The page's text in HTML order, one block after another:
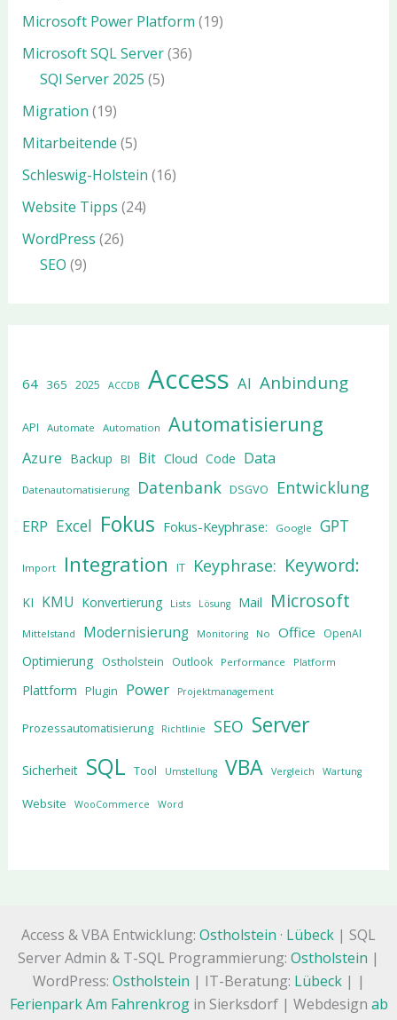
Microsoft Power Platform (19)
Microsoft SQL Server(36)
SQl Server 2025 (5)
Migration (19)
Mitarbeitende (5)
Schleswig-Holstein (16)
Website Tipps (24)
WordPress (26)
SEO (9)
64 365 2025 ACCDB Access AI Anbindung
API Automate Automation Automatisierung
Azure Backup BI Bit Cloud Code Data
Datenautomatisierung Datenbank DSGVO Entwicklung
ERP Excel Fokus Fokus-Keyphrase: Google GPT
Import Integration IT Keyphrase: Keyword:
KI KMU Konvertierung Lists Lösung Mail Microsoft
Mittelstand Modernisierung Monitoring No Office OpenAI
Optimierung Ostholstein Outlook Performance Platform
Plattform Plugin Power Projektmanagement
Prozessautomatisierung Richtlinie SEO Server
Sicherheit SQL Tool Umstellung VBA Vergleich Wartung
Website WooCommerce Word
Access & VBA Entwicklung: Ostholstein · Lübeck | SQL
Server Admin & T-SQL Programmierung: Ostholstein |
WordPress: Ostholstein | IT-Beratung: Lübeck| |
Ferienpark Am Fahrenkrogin Sierksdorf | Webdesign ab